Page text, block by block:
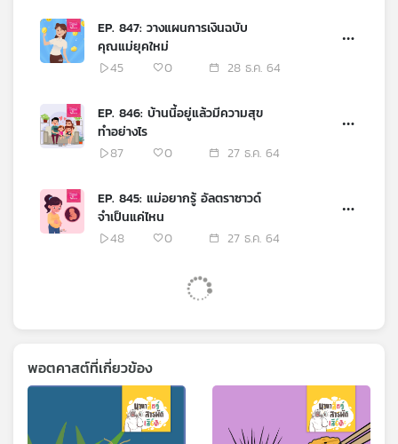
EP. 847: วางแผนการเงินฉบับ
คุณแม่ยุคใหม่
45
0 28 ธ.ค. 64
EP. 846: บ้านนี้อยู่แล้วมีความสุข
ทำอย่างไร
87
0 27 ธ.ค. 64
EP. 845: แม่อยากรู้ อัลตราซาวด์
จำเป็นแค่ไหน
48
0 27 ธ.ค. 64
EP. 844: ฮันนีมูนจำเป็นแค่ไหน
EP. 843: เปิดโลกกว้างของลูกที่
ซาฟารี
1